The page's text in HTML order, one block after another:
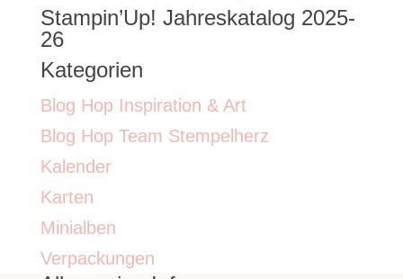
Stampin’Up! Jahreskatalog 2025-
26
Kategorien
Blog Hop Inspiration & Art
Blog Hop Team Stempelherz
Kalender
Karten
Minialben
Verpackungen